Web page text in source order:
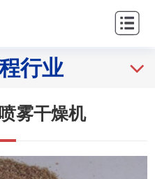
行业
雾干燥机